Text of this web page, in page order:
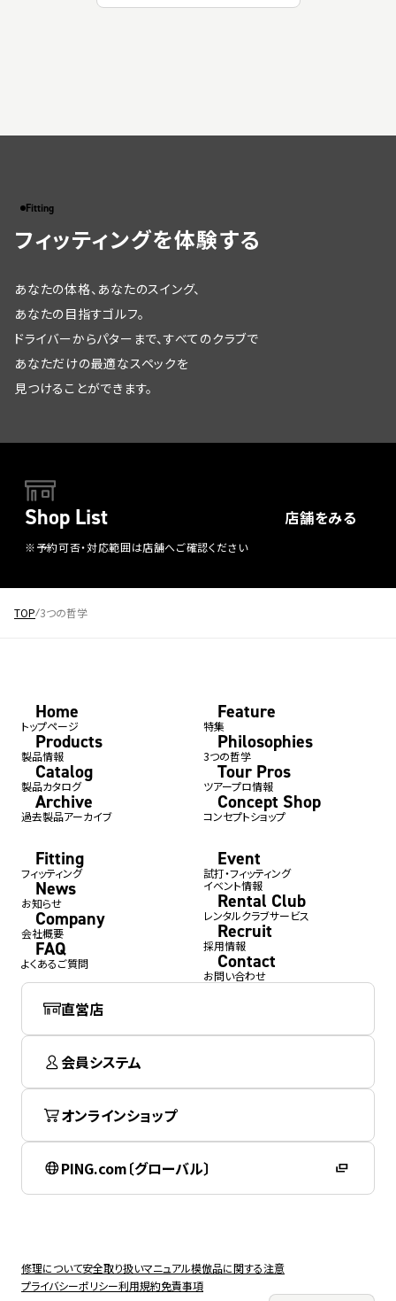
TOP 3つの哲学
Fitting
フィッティングを体験する
あなたの体格、あなたのスイング、
あなたの目指すゴルフ。
ドライバーからパターまで、すべてのクラブで
あなただけの最適なスペックを
見つけることができます。
Shop List 店舗をみる
※予約可否・対応範囲は店舗へご確認ください
Home
トップページ
Products
製品情報
Catalog
製品カタログ
Archive
過去製品アーカイブ
Feature
特集
Philosophies
3つの哲学
Tour Pros
ツアープロ情報
Concept Shop
コンセプトショップ
Fitting
フィッティング
News
お知らせ
Company
会社概要
FAQ
よくあるご質問
Event
試打・フィッティング
イベント情報
Rental Club
レンタルクラブサービス
Recruit
採用情報
Contact
お問い合わせ
直営店
会員システム
オンラインショップ
PING.com〔グローバル〕
修理について安全取り扱いマニュアル模倣品に関する注意
プライバシーポリシー利用規約免責事項